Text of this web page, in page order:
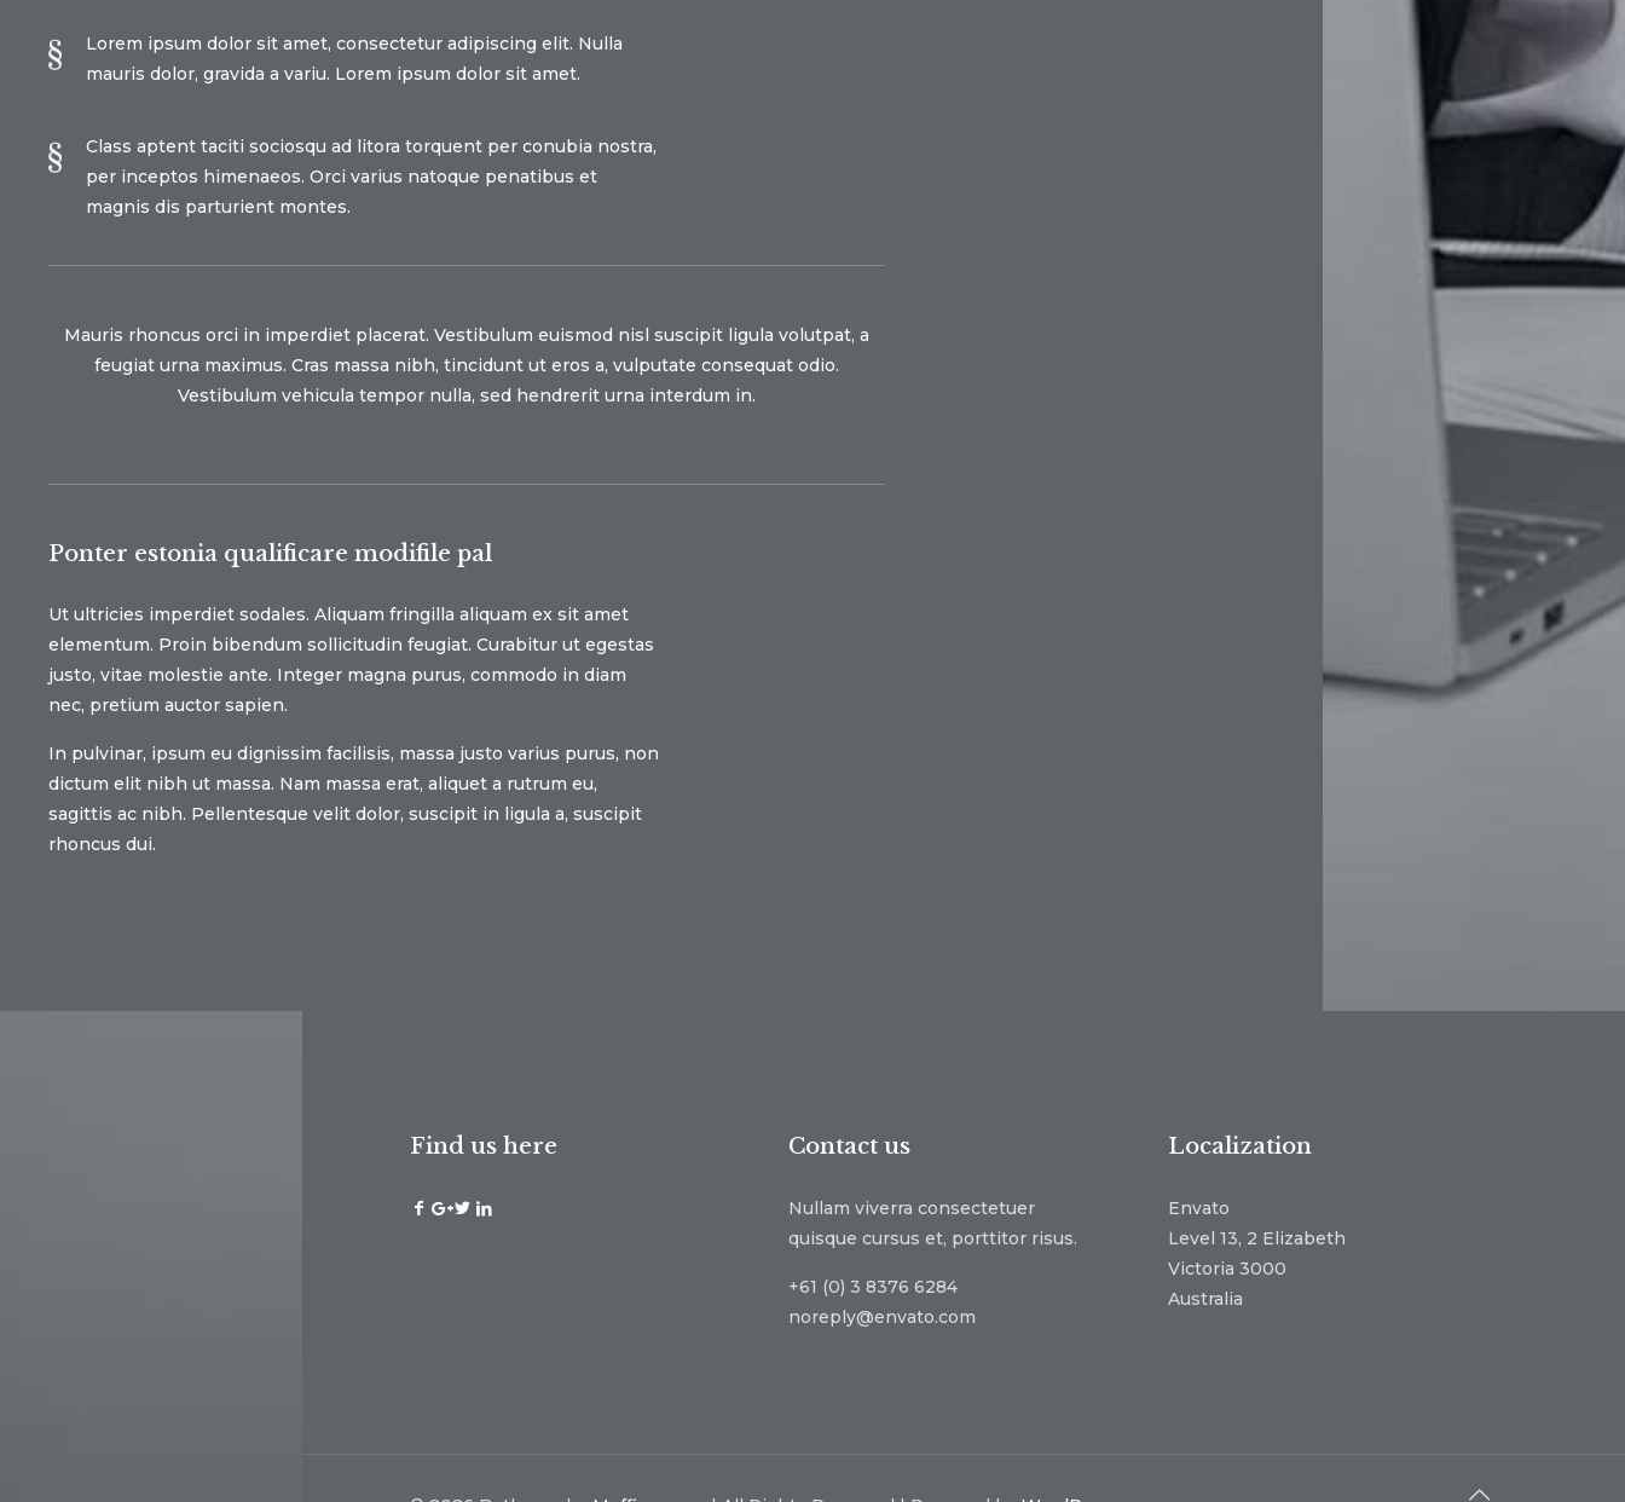
Lorem ipsum dolor sit amet, consectetur adipiscing elit. Nulla
mauris dolor, gravida a variu. Lorem ipsum dolor sit amet.
Class aptent taciti sociosqu ad litora torquent per conubia nostra,
per inceptos himenaeos. Orci varius natoque penatibus et
magnis dis parturient montes.
Mauris rhoncus orci in imperdiet placerat. Vestibulum euismod nisl suscipit ligula volutpat, a
feugiat urna maximus. Cras massa nibh, tincidunt ut eros a, vulputate consequat odio.
Vestibulum vehicula tempor nulla, sed hendrerit urna interdum in.
Ponter estonia qualificare modifile pal
Ut ultricies imperdiet sodales. Aliquam fringilla aliquam ex sit amet
elementum. Proin bibendum sollicitudin feugiat. Curabitur ut egestas
justo, vitae molestie ante. Integer magna purus, commodo in diam
nec, pretium auctor sapien.
In pulvinar, ipsum eu dignissim facilisis, massa justo varius purus, non
dictum elit nibh ut massa. Nam massa erat, aliquet a rutrum eu,
sagittis ac nibh. Pellentesque velit dolor, suscipit in ligula a, suscipit
rhoncus dui.
Find us here Contact us
Nullam viverra consectetuer
quisque cursus et, porttitor risus.
+61 (0) 3 8376 6284
noreply@envato.com
Localization
Envato
Level 13, 2 Elizabeth
Victoria 3000
Australia